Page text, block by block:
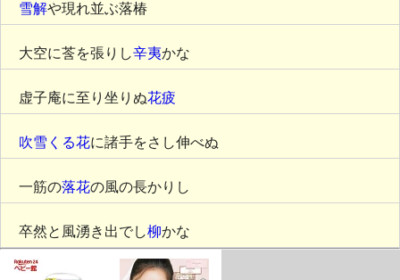
雪解や現れ並ぶ落椿
大空に莟を張りし辛夷かな
虚子庵に至り坐りぬ花疲
吹雪くる花に諸手をさし伸べぬ
一筋の落花の風の長かりし
卒然と風湧き出でし柳かな